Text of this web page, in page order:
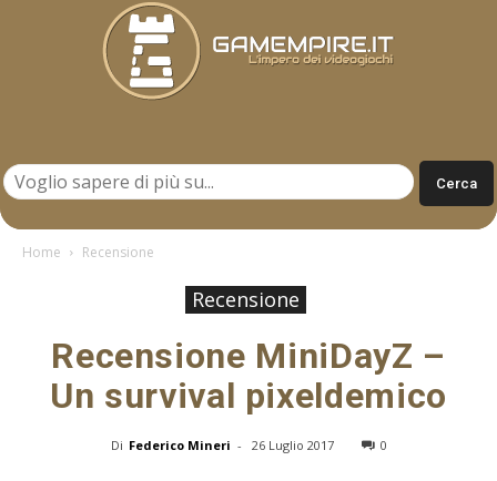
Home Recensione
Recensione
Recensione MiniDayZ –
Un survival pixeldemico
Di Federico Mineri - 26 Luglio 2017 0